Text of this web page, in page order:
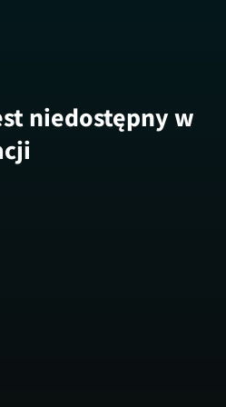
niedostępny w